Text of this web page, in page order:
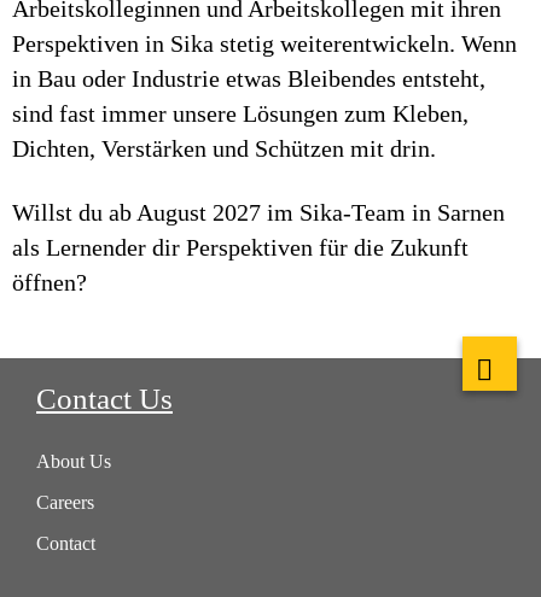
Arbeitskolleginnen und Arbeitskollegen mit ihren
Perspektiven in Sika stetig weiterentwickeln. Wenn
in Bau oder Industrie etwas Bleibendes entsteht,
sind fast immer unsere Lösungen zum Kleben,
Dichten, Verstärken und Schützen mit drin.
Willst du ab August 2027 im Sika-Team in Sarnen
als Lernender dir Perspektiven für die Zukunft
öffnen?
Contact Us
About Us
Careers
Contact